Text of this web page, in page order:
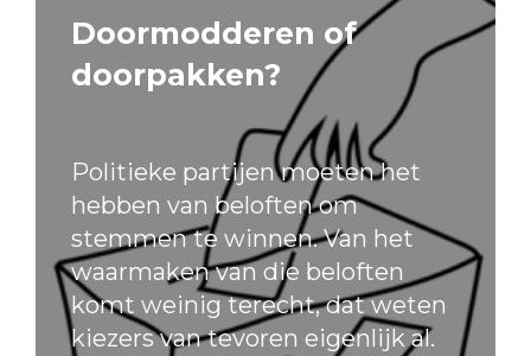
Doormodderen of
doorpakken?
Politieke partijen moeten het
hebben van beloften om
stemmen te winnen. Van het
waarmaken van die beloften
komt weinig terecht, dat weten
kiezers van tevoren eigenlijk al.